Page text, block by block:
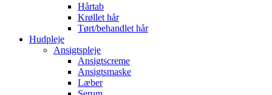
Hårtab
Krøllet hår
Tørt/behandlet hår
Hudpleje
Ansigtspleje
Ansigtscreme
Ansigtsmaske
Læber